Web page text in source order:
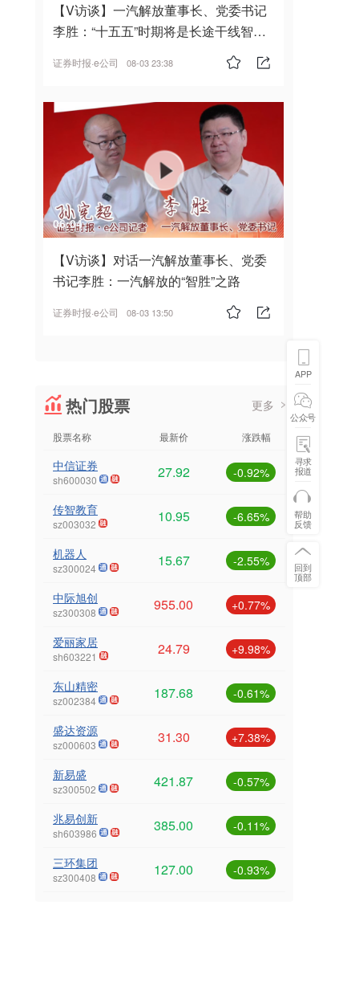
【V访谈】一汽解放董事长、党委书记
李胜：“十五五”时期将是长途干线智能
证券时报·e公司 08-03 23:38
06:04
【V访谈】对话一汽解放董事长、党委
书记李胜：一汽解放的“智胜”之路
证券时报·e公司 08-03 13:50
热门股票 更多
股票名称 最新价 涨跌幅
中信证券
sh600030 27.92 -0.92%
传智教育
sz003032 10.95 -6.65%
机器人
sz300024 15.67 -2.55%
中际旭创
sz300308 955.00 +0.77%
爱丽家居
sh603221 24.79 +9.98%
东山精密
sz002384 187.68 -0.61%
盛达资源
sz000603 31.30 +7.38%
新易盛
sz300502 421.87 -0.57%
兆易创新
sh603986 385.00 -0.11%
三环集团
sz300408 127.00 -0.93%
APP
公众号
寻求
报道
帮助
反馈
回到
顶部